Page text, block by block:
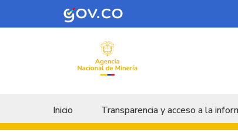
Skip to main content
Menu principal
Inicio Transparencia y acceso a la